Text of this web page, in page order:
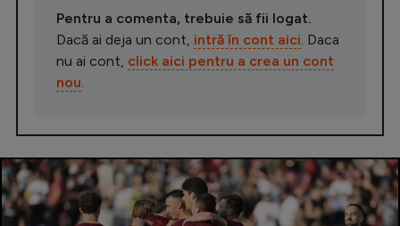
Pentru a comenta, trebuie să fii logat.
Dacă ai deja un cont, intră în cont aici . Daca
nu ai cont, click aici pentru a crea un cont
nou